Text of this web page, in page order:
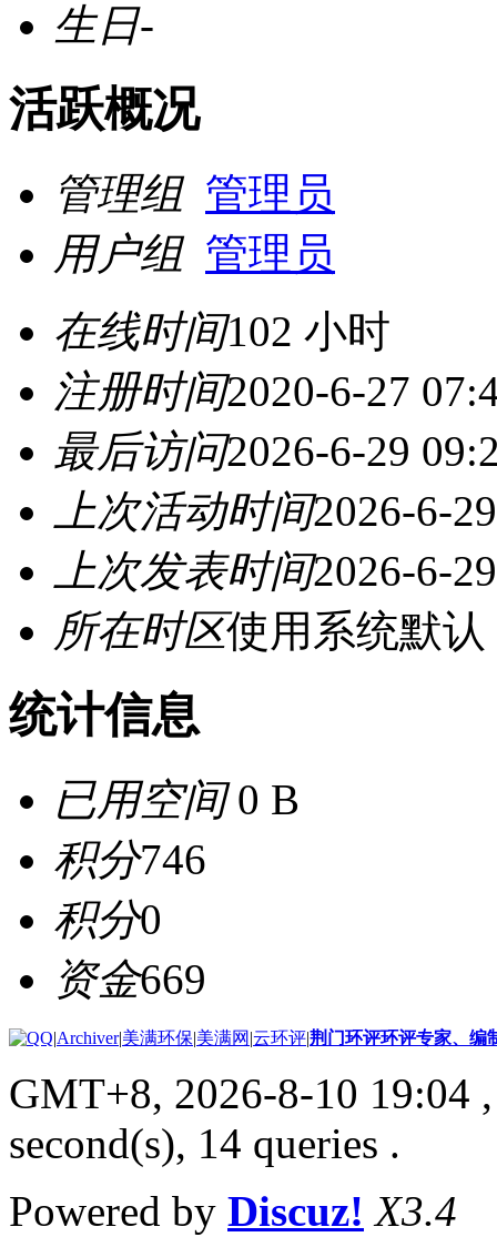
生日-
活跃概况
管理组 管理员
用户组 管理员
在线时间102 小时
注册时间2020-6-27
最后访问2026-6-29
上次活动时间2026-6-
上次发表时间2026-6-
所在时区使用系统默认
统计信息
已用空间0 B
积分746
积分0
资金669
|Archiver|美满环保|美满网 |云环评|荆门环评环评专家、编
GMT+8, 2026-8-10 19:04
second(s), 14 queries .
Powered by Discuz! X3.4